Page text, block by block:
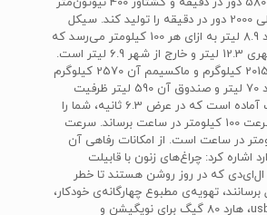
در حد فاصل 1200 الی 2000 دور در دقیقه را تولید کند. سیکل
ترکیبی آن به حدود 8.9 لیتر به ازای هر 100 کیلومتر می‌رسد که
میانگین مصرف شهری 12.3 لیتر و خارج از شهر 6.9 لیتر است.
وزن خالص خودرو 2015 کیلوگرم و ماکسیمم آن 2570 کیلوگرم
است. باک آن حدود 70 لیتر و صندوق آن 590 لیتر ظرفیت
دارد. با این وضعیت آماده است که در عرض 6.3 ثانیه، شما را
از حال سکون به سرعت 100 کیلومتر در ساعت برساند. سرعت
آن 250 کیلومتر در ساعت است. از امکانات رفاهی آن
اشاره کرد: چراغ‌های زنون با قابیلت
که در روز روشن هستند تا خطر
تهویه‌ی مطبوع چهارگانه‌ی خودکار،
نویگیشن، ورودی usb، هارد 80 گیگ برای نویگیشن و